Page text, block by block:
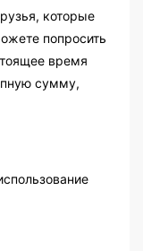
которые
попросить
время
сумму,